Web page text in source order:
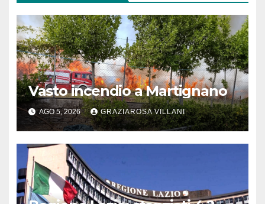
Vasto incendio a Martignano
AGO 5, 2026 GRAZIAROSA VILLANI